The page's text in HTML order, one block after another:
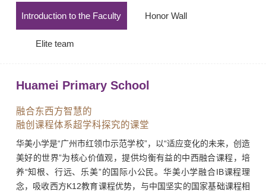
Introduction to the Faculty Honor Wall
Elite team
Huamei Primary School
融合东西方智慧的
融创课程体系超学科探究的课堂
华美小学是“广州市红领巾示范学校”，以“适应变化的未来，创造
美好的世界”为核心价值观，提供均衡有益的中西融合课程，培
养“知根、行远、乐美”的国际小公民。华美小学融合IB课程理
念，吸收西方K12教育课程优势，与中国坚实的国家基础课程相